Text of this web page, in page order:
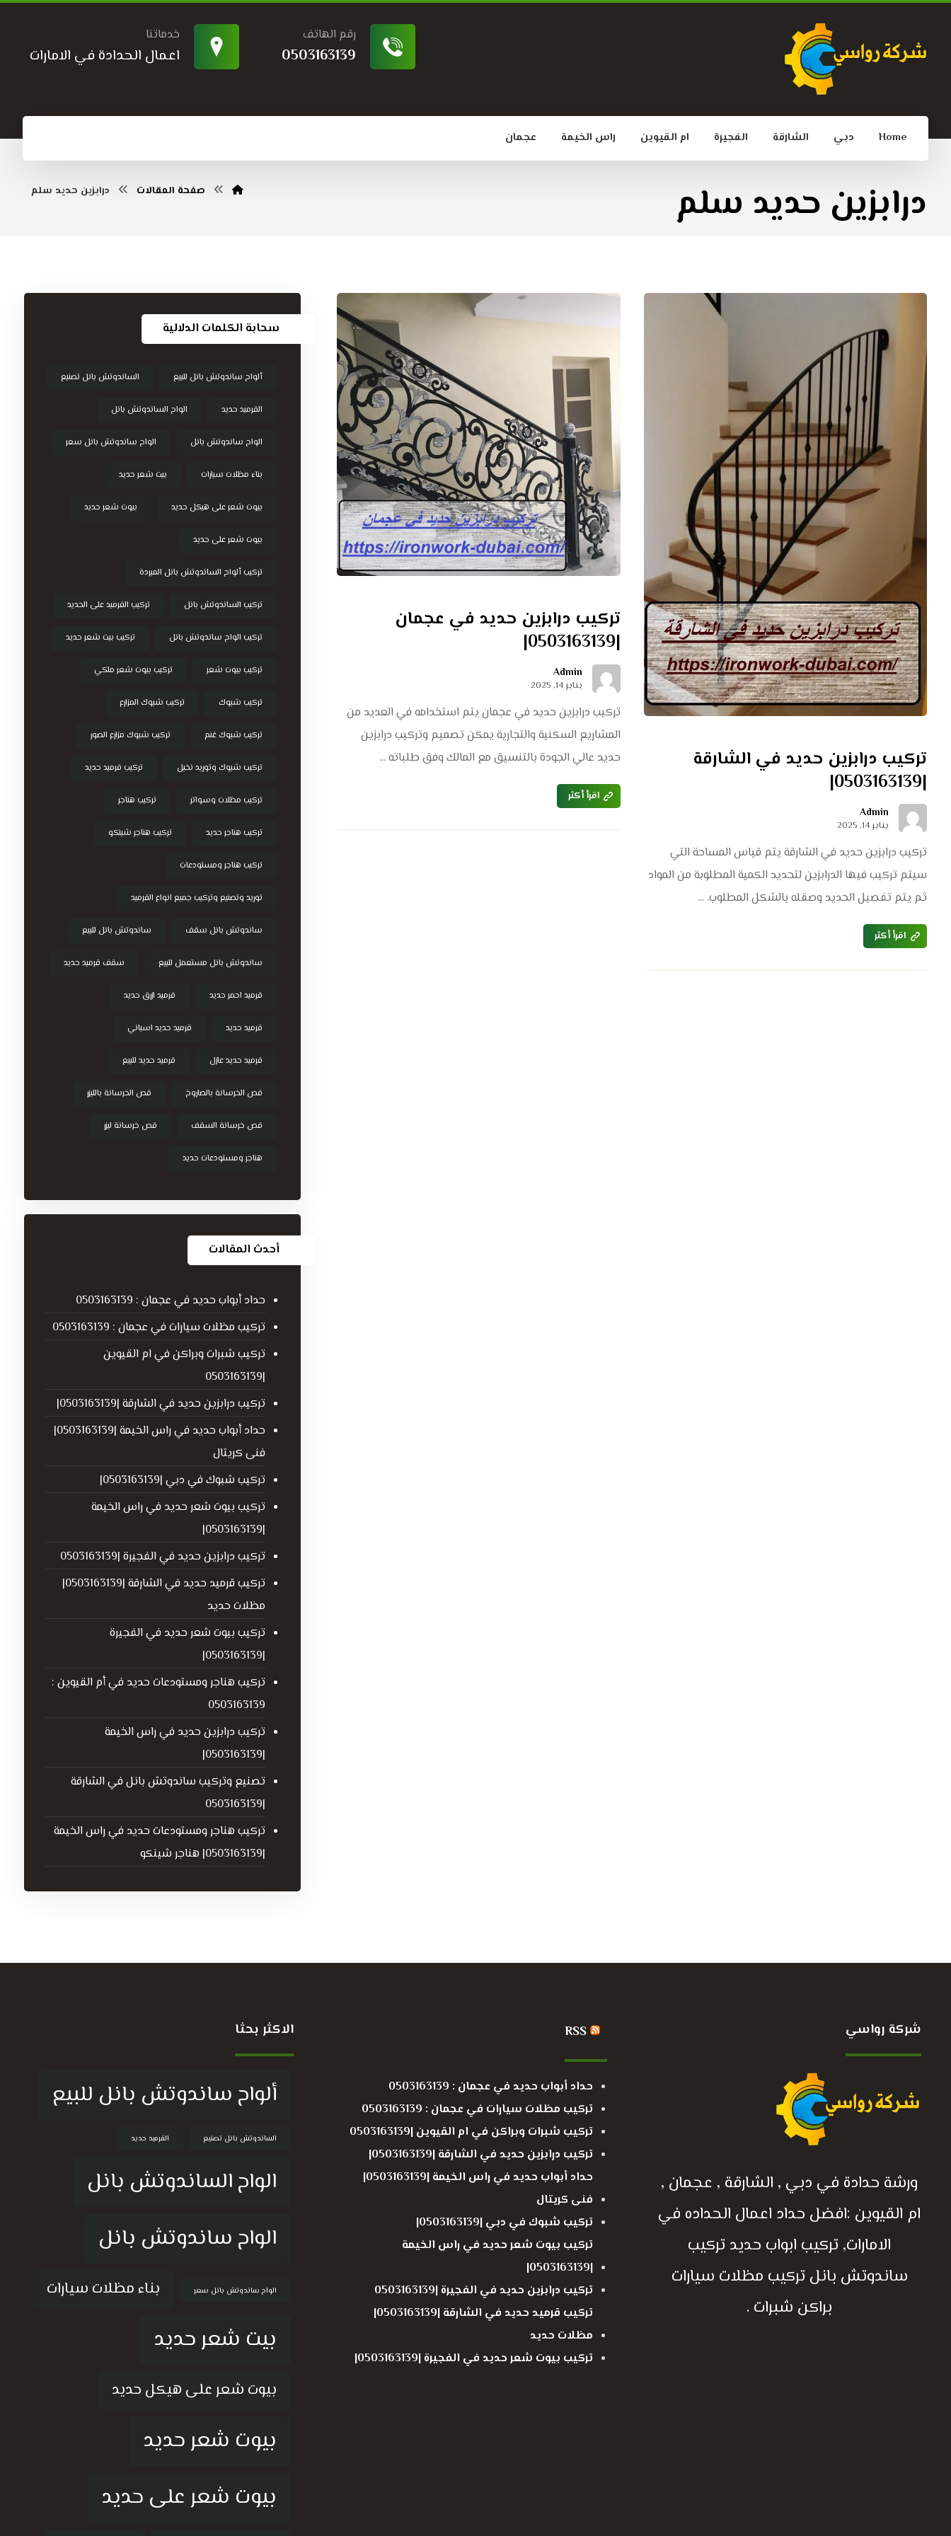
خدماتنا
اعمال الحدادة في الامارات
رقم الهاتف
0503163139
Home دبي الشارقة الفجيرة ام القيوين راس الخيمة عجمان
درابزين حديد سلم صفحة المقالات درابزين حديد سلم
تركيب درابزين حديد في الشارقة
|0503163139|
Admin
يناير 14, 2025
تركيب درابزين حديد في الشارقة يتم قياس المساحة التي
سيتم تركيب فيها الدرابزين لتحديد الكمية المطلوبة من المواد
ثم يتم تفصيل الحديد وصقله بالشكل المطلوب. ...
اقرأ أكثر
تركيب درابزين حديد في عجمان
|0503163139|
Admin
يناير 14, 2025
تركيب درابزين حديد في عجمان يتم استخدامه في العديد من
المشاريع السكنية والتجارية يمكن تصميم وتركيب درابزين
حديد عالي الجودة بالتنسيق مع المالك وفق طلباته ...
اقرأ أكثر
سحابة الكلمات الدلالية
ألواح ساندوتش بانل للبيع الساندوتش بانل تصنيع
القرميد حديد الواح الساندوتش بانل
الواح ساندوتش بانل الواح ساندوتش بانل سعر
بناء مظلات سيارات بيت شعر حديد
بيوت شعر على هيكل حديد بيوت شعر حديد
بيوت شعر على حديد
تركيب ألواح الساندوتش بانل المبردة
تركيب الساندوتش بانل تركيب القرميد على الحديد
تركيب الواح ساندوتش بانل تركيب بيت شعر حديد
تركيب بيوت شعر تركيب بيوت شعر ملكي
تركيب شبوك تركيب شبوك المزارع
تركيب شبوك غنم تركيب شبوك مزارع الصور
تركيب شبوك وتوريد نخيل تركيب قرميد حديد
تركيب مظلات وسواتر تركيب هناجر
تركيب هناجر حديد تركيب هناجر شينكو
تركيب هناجر ومستودعات
توريد وتصنيع وتركيب جميع انواع القرميد
ساندوتش بانل سقف ساندوتش بانل للبيع
ساندوتش بانل مستعمل للبيع سقف قرميد حديد
قرميد احمر حديد قرميد ازرق حديد
قرميد حديد قرميد حديد اسباني
قرميد حديد عازل قرميد حديد للبيع
قص الخرسانة بالصاروخ قص الخرسانة بالليزر
قص خرسانة السقف قص خرسانة ليزر
هناجر ومستودعات حديد
أحدث المقالات
حداد أبواب حديد في عجمان : 0503163139
تركيب مظلات سيارات في عجمان : 0503163139
تركيب شبرات وبراكن في ام القيوين
|0503163139
تركيب درابزين حديد في الشارقة |0503163139|
حداد أبواب حديد في راس الخيمة |0503163139|
فنى كريتال
تركيب شبوك في دبي |0503163139|
تركيب بيوت شعر حديد في راس الخيمة
|0503163139|
تركيب درابزين حديد في الفجيرة |0503163139
تركيب قرميد حديد في الشارقة |0503163139|
مظلات حديد
تركيب بيوت شعر حديد في الفجيرة
|0503163139|
تركيب هناجر ومستودعات حديد في أم القيوين :
0503163139
تركيب درابزين حديد في راس الخيمة
|0503163139|
تصنيع وتركيب ساندوتش بانل في الشارقة
|0503163139
تركيب هناجر ومستودعات حديد في راس الخيمة
|0503163139| هناجر شينكو
شركة رواسي
ورشة حدادة في دبي , الشارقة , عجمان ,
ام القيوين :افضل حداد اعمال الحداده في
الامارات, تركيب ابواب حديد تركيب
ساندوتش بانل تركيب مظلات سيارات
براكن شبرات .
RSS
حداد أبواب حديد في عجمان : 0503163139
تركيب مظلات سيارات في عجمان : 0503163139
تركيب شبرات وبراكن في ام القيوين |0503163139
تركيب درابزين حديد في الشارقة |0503163139|
حداد أبواب حديد في راس الخيمة |0503163139|
فنى كريتال
تركيب شبوك في دبي |0503163139|
تركيب بيوت شعر حديد في راس الخيمة
|0503163139|
تركيب درابزين حديد في الفجيرة |0503163139
تركيب قرميد حديد في الشارقة |0503163139|
مظلات حديد
تركيب بيوت شعر حديد في الفجيرة |0503163139|
الاكثر بحثا
ألواح ساندوتش بانل للبيع
الساندوتش بانل تصنيع القرميد حديد
الواح الساندوتش بانل
الواح ساندوتش بانل
الواح ساندوتش بانل سعر بناء مظلات سيارات
بيت شعر حديد
بيوت شعر على هيكل حديد
بيوت شعر حديد
بيوت شعر على حديد